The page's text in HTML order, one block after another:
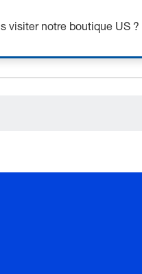
visiter notre boutique US ?